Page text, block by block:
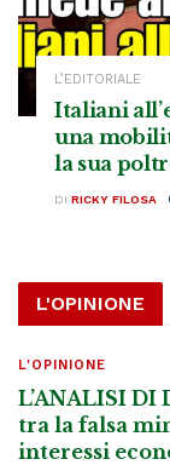
L’EDITORIALE
Italiani
una
la sua
DI RICKY FILOSA
L'OPINIONE
L'OPINIONE
L’ANALISI DI
tra la falsa
interessi